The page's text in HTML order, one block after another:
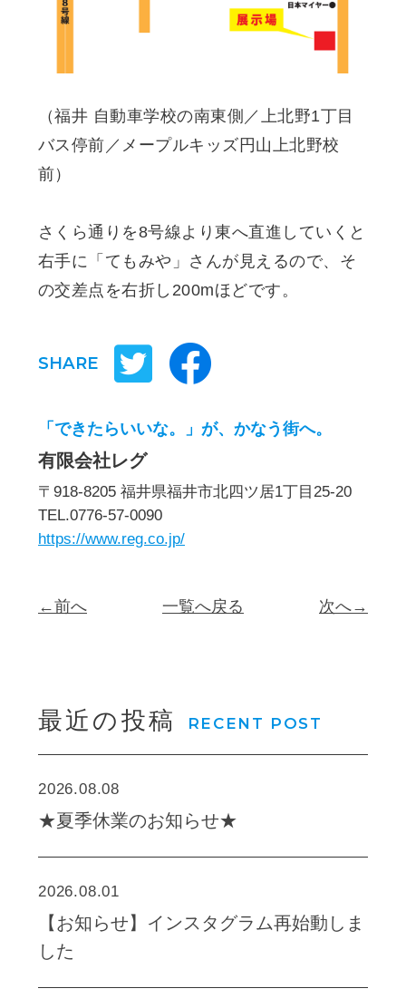
（福井 自動車学校の南東側／上北野1丁目
バス停前／メープルキッズ円山上北野校
前）
さくら通りを8号線より東へ直進していくと
右手に「てもみや」さんが見えるので、そ
の交差点を右折し200mほどです。
SHARE
「できたらいいな。」が、かなう街へ。
有限会社レグ
〒918-8205 福井県福井市北四ツ居1丁目25-20
TEL.0776-57-0090
https://www.reg.co.jp/
←前へ 一覧へ戻る 次へ→
最近の投稿 RECENT POST
2026.08.08
★夏季休業のお知らせ★
2026.08.01
【お知らせ】インスタグラム再始動しま
した